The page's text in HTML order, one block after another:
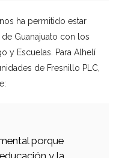
ha permitido estar
Guanajuato con los
y Escuelas. Para Alhelí
de Fresnillo PLC,
porque
y la